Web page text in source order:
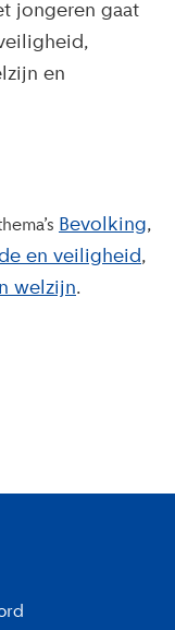
jongeren gaat
en
Bevolking
en veiligheid
welzijn